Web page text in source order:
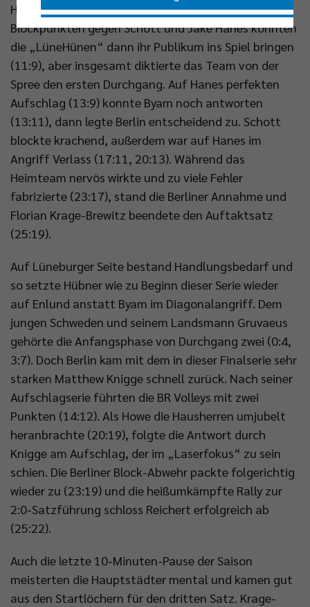
Heimtrainer Hübner so zur frühen Auszeit (7:3). Mit
Blockpunkten gegen Schott und Jake Hanes konnten
die „LüneHünen“ dann ihr Publikum ins Spiel bringen
(11:9), aber insgesamt diktierte das Team von der
Spree den ersten Durchgang. Auf Hanes perfekten
Aufschlag (13:9) konnte Byam noch antworten
(13:11), dann legte Berlin entscheidend zu. Schott
blockte krachend, außerdem war auf Hanes im
Angriff Verlass (17:11, 20:13). Während das
Heimteam nervös wirkte und zu viele Fehler
fabrizierte (23:17), stand die Berliner Annahme und
Florian Krage-Brewitz beendete den Auftaktsatz
(25:19).
Auf Lüneburger Seite bestand Handlungsbedarf und
so setzte Hübner wie zu Beginn dieser Serie wieder
auf Enlund anstatt Byam im Diagonalangriff. Dem
jungen Schweden und seinem Landsmann Gruvaeus
gehörte die Anfangsphase von Durchgang zwei (0:4,
3:7). Doch Berlin kam mit dem in dieser Finalserie sehr
starken Matthew Knigge schnell zurück. Nach seiner
Aufschlagserie führten die BR Volleys mit zwei
Punkten (14:12). Als Howe die Hausherren umjubelt
heranbrachte (20:19), folgte die Antwort durch
Knigge am Aufschlag, der im „Laserfokus“ zu sein
schien. Die Berliner Block-Abwehr packte folgerichtig
wieder zu (23:19) und die heißumkämpfte Rally zur
2:0-Satzführung schloss Reichert erfolgreich ab
(25:22).
Auch die letzte 10-Minuten-Pause der Saison
meisterten die Hauptstädter mental und kamen gut
aus den Startlöchern für den dritten Satz. Krage-
Nur essenzielle Cookies akzeptieren
Impressum|Datenschutzerklärung